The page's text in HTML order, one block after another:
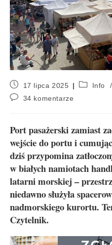
17 lipca 2025 Info /
34 komentarze
Port pasażerski zamiast
wejście do portu i
dziś przypomina
w białych namiotach
latarni morskiej –
niedawno służyła
nadmorskiego kurortu.
Czytelnik.